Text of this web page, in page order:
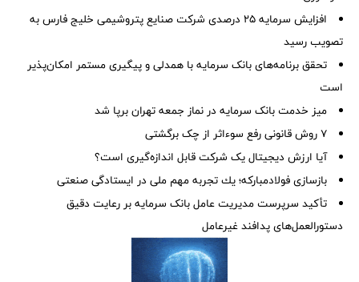
افزایش سرمایه ۲۵ درصدی شرکت صنایع پتروشیمی خلیج فارس به
تصویب رسید
تحقق برنامه‌های بانک سرمایه با همدلی و پیگیری مستمر امکان‌پذیر
است
میز خدمت بانک سرمایه در نماز جمعه تهران برپا شد
۷ روش قانونی رفع سوء‌اثر از چک برگشتی
آیا ارزش دیجیتال یک شرکت قابل اندازه‌گیری است؟
بازسازی فولادمباركه؛ یك تجربه مهم ملی در ایستادگی صنعتی
تأکید سرپرست مدیریت عامل بانک سرمایه بر رعایت دقیق
دستورالعمل‌های پدافند غیرعامل